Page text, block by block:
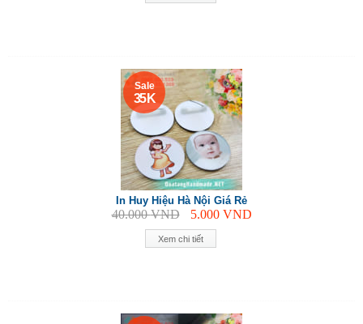
Xem chi tiết
Sale
35 K
In Huy Hiệu Hà Nội Giá Rẻ
40.000VND 5.000 VND